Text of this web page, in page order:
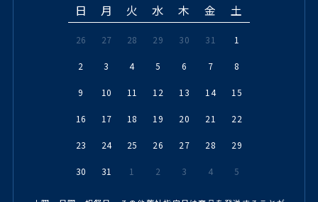
日 月 火 水 木 金 土
26 27 28 29 30 31 1
2 3 4 5 6 7 8
9 10 11 12 13 14 15
16 17 18 19 20 21 22
23 24 25 26 27 28 29
30 31 1 2 3 4 5